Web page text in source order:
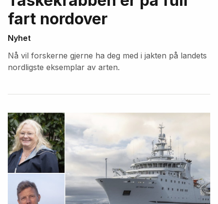
fart nordover
Nyhet
Nå vil forskerne gjerne ha deg med i jakten på landets
nordligste eksemplar av arten.